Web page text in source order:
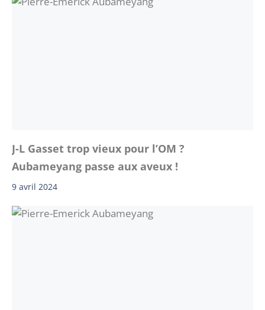
J-L Gasset trop vieux pour l’OM ?
Aubameyang passe aux aveux !
9 avril 2024